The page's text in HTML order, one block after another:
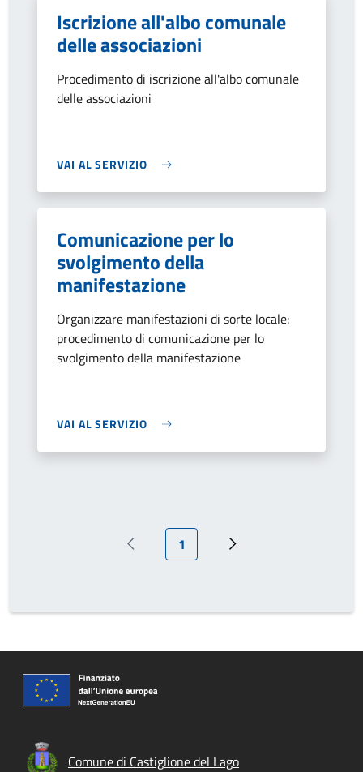
Iscrizione all'albo comunale
delle associazioni
Procedimento di iscrizione all'albo comunale
delle associazioni
VAI AL SERVIZIO
Comunicazione per lo
svolgimento della
manifestazione
Organizzare manifestazioni di sorte locale:
procedimento di comunicazione per lo
svolgimento della manifestazione
VAI AL SERVIZIO
Pagina precedente
Pagina attuale
1 Pagina successiva
Comune di Castiglione del Lago